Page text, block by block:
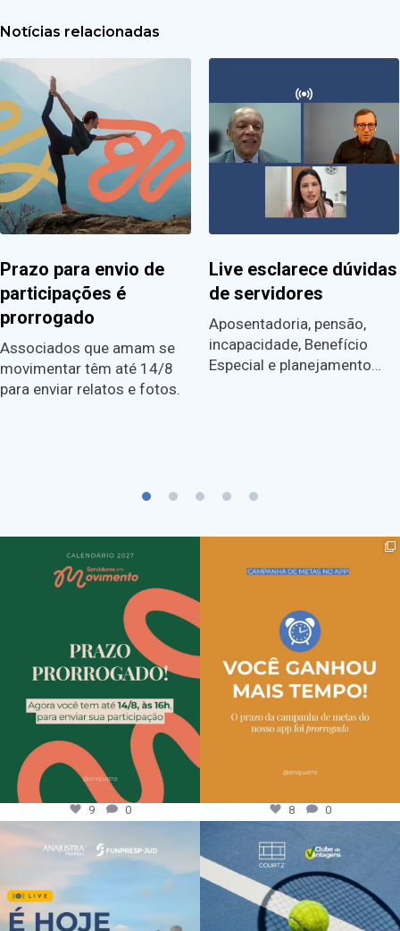
Notícias relacionadas
Prazo para envio de
participações é
prorrogado
Associados que amam se
movimentar têm até 14/8
para enviar relatos e fotos.
Live esclarece dúvidas
de servidores
Aposentadoria, pensão,
incapacidade, Benefício
Especial e planejamento…
9 0 8 0